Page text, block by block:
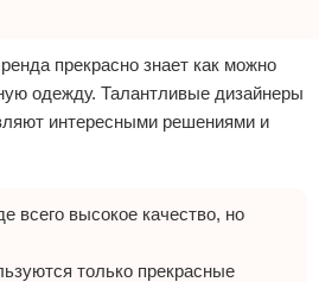
прекрасно знает как можно
одежду. Талантливые дизайнеры
интересными решениями и
всего высокое качество, но
только прекрасные